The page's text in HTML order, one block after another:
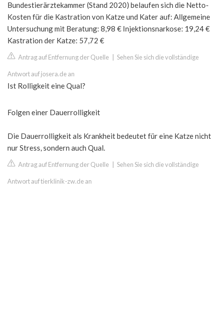
Bundestierärztekammer (Stand 2020) belaufen sich die Netto-
Kosten für die Kastration von Katze und Kater auf: Allgemeine
Untersuchung mit Beratung: 8,98 € Injektionsnarkose: 19,24 €
Kastration der Katze: 57,72 €
Antrag auf Entfernung der Quelle Sehen Sie sich die vollständige
Antwort auf josera.de an
Ist Rolligkeit eine Qual?
Folgen einer Dauerrolligkeit
Die Dauerrolligkeit als Krankheit bedeutet für eine Katze nicht
nur Stress, sondern auch Qual.
Antrag auf Entfernung der Quelle Sehen Sie sich die vollständige
Antwort auf tierklinik-zw.de an